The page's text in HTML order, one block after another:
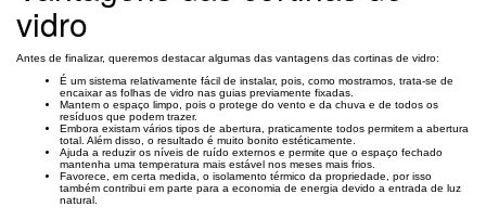
vidro
Antes de finalizar, queremos destacar algumas das vantagens das cortinas de vidro:
É um sistema relativamente fácil de instalar, pois, como mostramos, trata-se de
encaixar as folhas de vidro nas guias previamente fixadas.
Mantem o espaço limpo, pois o protege do vento e da chuva e de todos os
resíduos que podem trazer.
Embora existam vários tipos de abertura, praticamente todos permitem a abertura
total. Além disso, o resultado é muito bonito estéticamente.
Ajuda a reduzir os níveis de ruído externos e permite que o espaço fechado
mantenha uma temperatura mais estável nos meses mais frios.
Favorece, em certa medida, o isolamento térmico da propriedade, por isso
também contribui em parte para a economia de energia devido a entrada de luz
natural.